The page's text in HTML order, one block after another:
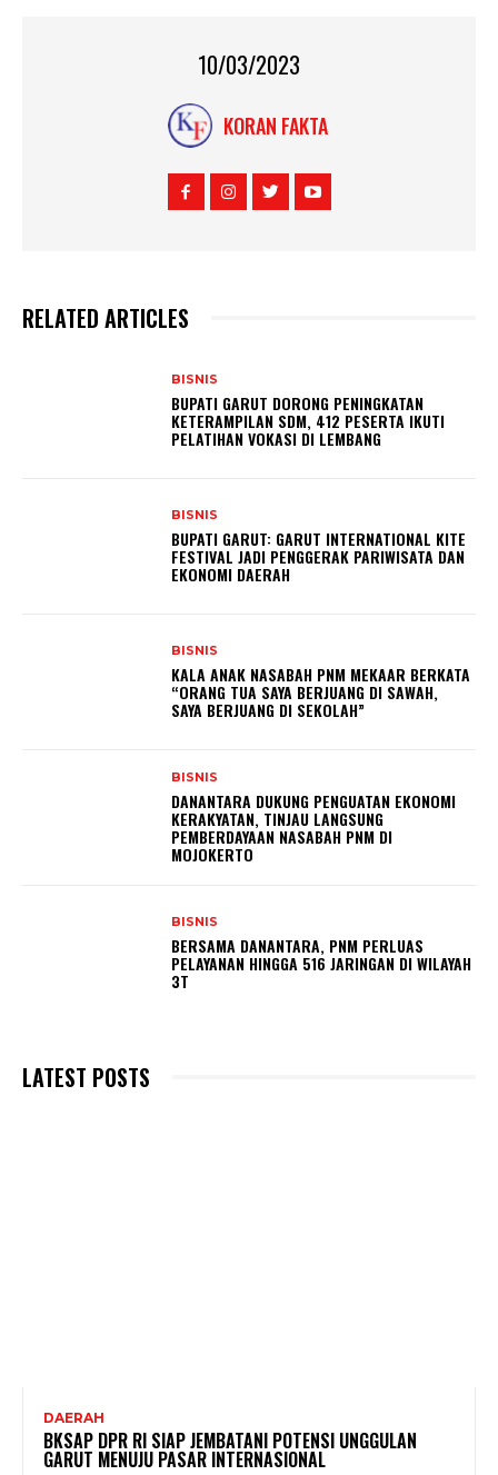
10/03/2023
KORAN FAKTA
RELATED ARTICLES
BISNIS
BUPATI GARUT DORONG PENINGKATAN
KETERAMPILAN SDM, 412 PESERTA IKUTI
PELATIHAN VOKASI DI LEMBANG
BISNIS
BUPATI GARUT: GARUT INTERNATIONAL KITE
FESTIVAL JADI PENGGERAK PARIWISATA DAN
EKONOMI DAERAH
BISNIS
KALA ANAK NASABAH PNM MEKAAR BERKATA
“ORANG TUA SAYA BERJUANG DI SAWAH,
SAYA BERJUANG DI SEKOLAH”
BISNIS
DANANTARA DUKUNG PENGUATAN EKONOMI
KERAKYATAN, TINJAU LANGSUNG
PEMBERDAYAAN NASABAH PNM DI
MOJOKERTO
BISNIS
BERSAMA DANANTARA, PNM PERLUAS
PELAYANAN HINGGA 516 JARINGAN DI WILAYAH
3T
LATEST POSTS
DAERAH
BKSAP DPR RI SIAP JEMBATANI POTENSI UNGGULAN
GARUT MENUJU PASAR INTERNASIONAL